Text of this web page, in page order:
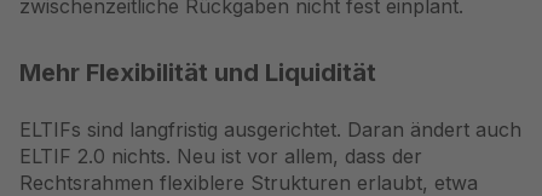
zwischenzeitliche Rückgaben nicht fest einplant.
Mehr Flexibilität und Liquidität
ELTIFs sind langfristig ausgerichtet. Daran ändert auch
ELTIF 2.0 nichts. Neu ist vor allem, dass der
Rechtsrahmen flexiblere Strukturen erlaubt, etwa